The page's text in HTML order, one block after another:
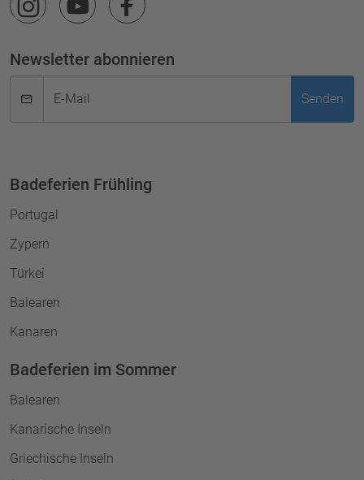
Newsletter abonnieren
E-Mail Senden
Badeferien Frühling
Portugal
Zypern
Türkei
Balearen
Kanaren
Badeferien im Sommer
Balearen
Kanarische Inseln
Griechische Inseln